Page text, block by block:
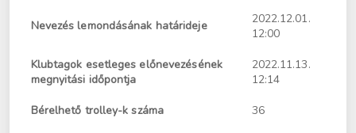
Nevezés lemondásának határideje
2022.12.01.
12:00
Klubtagok esetleges előnevezésének
megnyitási időpontja
2022.11.13.
12:14
Bérelhető trolley-k száma 36